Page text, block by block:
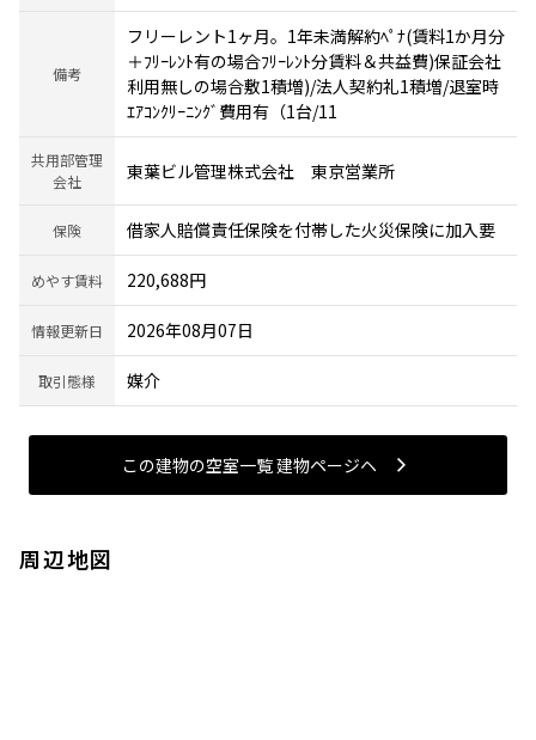
備考
フリーレント1ヶ月。1年未満解約ﾍﾟﾅ(賃料1か月分
＋ﾌﾘｰﾚﾝﾄ有の場合ﾌﾘｰﾚﾝﾄ分賃料＆共益費)保証会社
利用無しの場合敷1積増)/法人契約礼1積増/退室時
ｴｱｺﾝｸﾘｰﾆﾝｸﾞ費用有（1台/11
共用部管理
会社
東葉ビル管理株式会社 東京営業所
保険 借家人賠償責任保険を付帯した火災保険に加入要
めやす賃料 220,688円
情報更新日 2026年08月07日
取引態様 媒介
この建物の空室一覧 建物ページヘ
周辺地図